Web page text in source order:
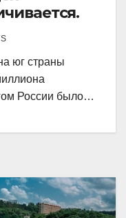
юг страны
России было…